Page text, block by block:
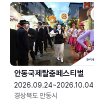
안동국제탈춤페스티벌
2026.09.24~2026.10.04
경상북도 안동시